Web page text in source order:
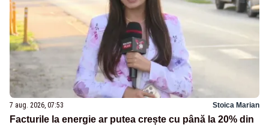
7 aug. 2026, 07:53 Stoica Marian
Facturile la energie ar putea crește cu până la 20% din